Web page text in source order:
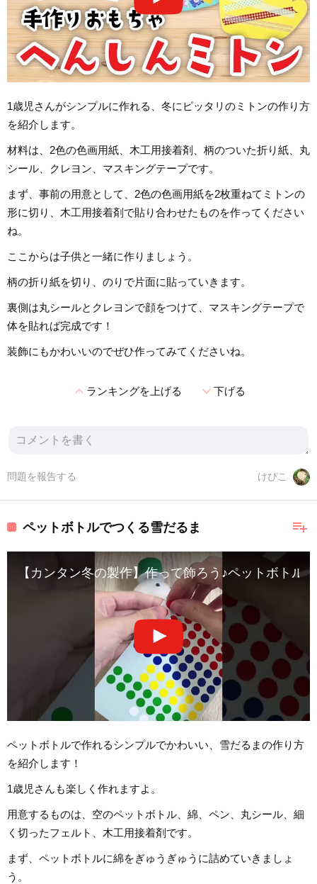
1歳児さんがシンプルに作れる、冬にピッタリのミトンの作り方
を紹介します。
材料は、2色の色画用紙、木工用接着剤、柄のついた折り紙、丸
シール、クレヨン、マスキングテープです。
まず、事前の用意として、2色の色画用紙を2枚重ねてミトンの
形に切り、木工用接着剤で貼り合わせたものを作ってください
ね。
ここからは子供と一緒に作りましょう。
柄の折り紙を切り、のりで片面に貼っていきます。
裏側は丸シールとクレヨンで顔をつけて、マスキングテープで
体を貼れば完成です！
装飾にもかわいいのでぜひ作ってみてくださいね。
expand_lessランキングを上げる expand_more下げる
けぴこ
問題を報告する
playlist_add
ペットボトルでつくる雪だるま
【カンタン冬の製作】作って飾ろう♪ペットボト
ペットボトルで作れるシンプルでかわいい、雪だるまの作り方
を紹介します！
1歳児さんも楽しく作れますよ。
用意するものは、空のペットボトル、綿、ペン、丸シール、細
く切ったフェルト、木工用接着剤です。
まず、ペットボトルに綿をぎゅうぎゅうに詰めていきましょ
う。